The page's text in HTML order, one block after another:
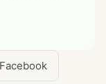
Facebook